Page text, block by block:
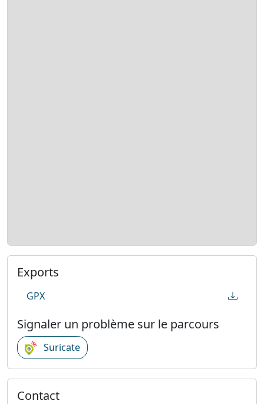
Exports
GPX
Signaler un problème sur le parcours
Suricate
Contact